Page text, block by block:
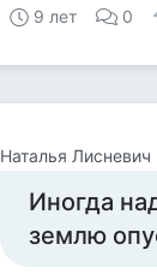
9 лет 0
Наталья Лисневич
Иногда
землю